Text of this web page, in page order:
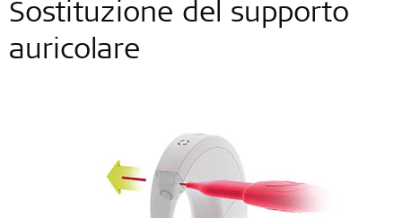
Sostituzione del supporto
auricolare